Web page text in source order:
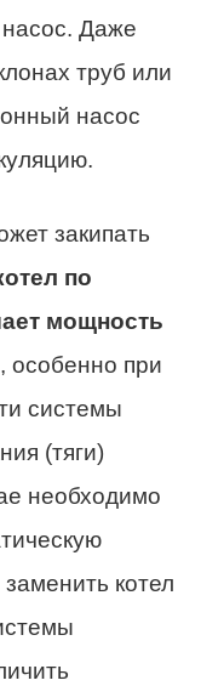
Даже
труб или
насос
закипать
по
мощность
, особенно при
системы
(тяги)
необходимо
котел